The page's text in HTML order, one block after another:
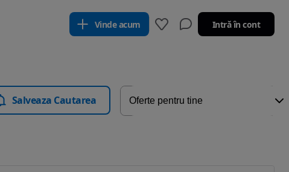
Vinde acum Intră în cont
Salveaza Cautarea